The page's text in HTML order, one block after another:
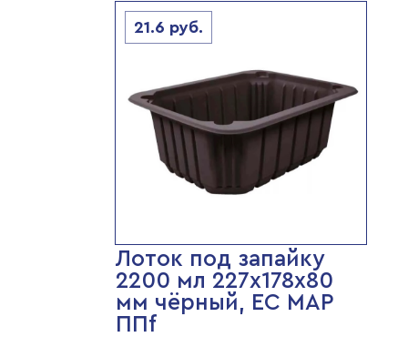
21.6 руб.
Лоток под запайку
2200 мл 227х178х80
мм чёрный, ЕС МАР
ППf